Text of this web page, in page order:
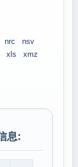
nrc
nsv
xls
xmz
息: